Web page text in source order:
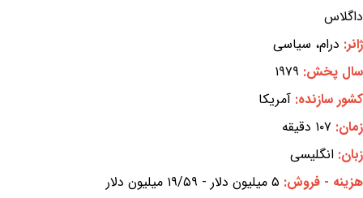
داگلاس
ژانر: درام، سیاسی
سال پخش: ۱۹۷۹
کشور سازنده: آمریکا
زمان: ۱۰۷ دقیقه
زبان: انگلیسی
هزینه - فروش: ۵ میلیون دلار - ۱۹/۵۹ میلیون دلار